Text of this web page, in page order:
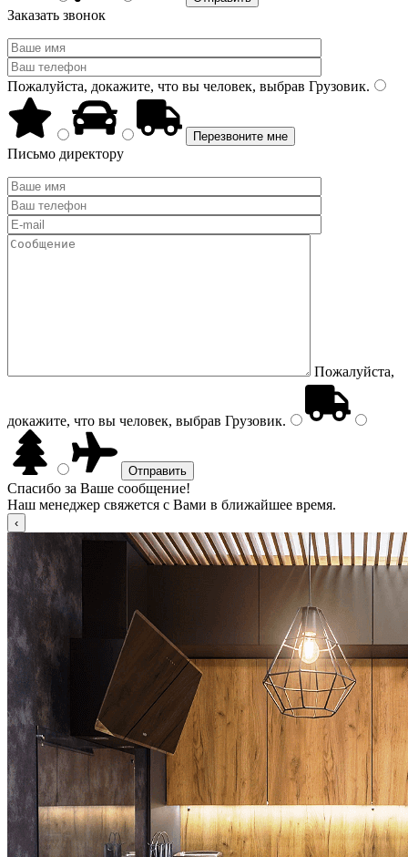
Заказать звонок
Пожалуйста, докажите, что вы человек, выбрав Грузовик.
Письмо директору
Пожалуйста,
докажите, что вы человек, выбрав Грузовик.
Спасибо за Ваше сообщение!
Наш менеджер свяжется с Вами в ближайшее время.